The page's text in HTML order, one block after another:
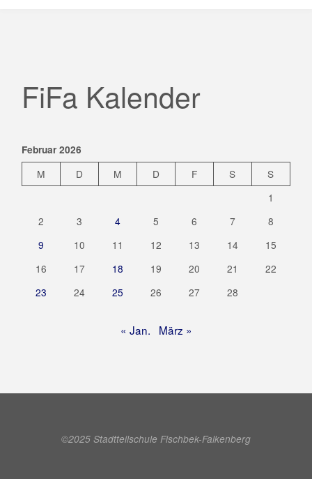
FiFa Kalender
Februar 2026
M D M D F S
S
1
2
3 4 5 6 7
8
9
10 11 12 13 14
15
16
17 18 19 20 21
22
23
24 25 26 27 28
« Jan. März »
©2025 Stadtteilschule Fischbek-Falkenberg